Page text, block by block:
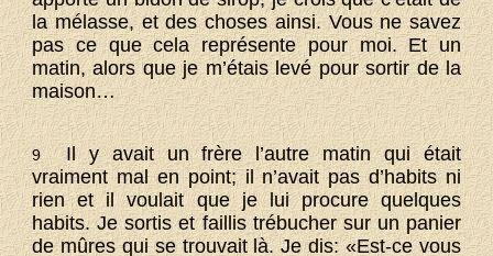
la mélasse, et des choses ainsi. Vous ne savez
pas ce que cela représente pour moi. Et un
matin, alors que je m’étais levé pour sortir de la
maison…
9Il y avait un frère l’autre matin qui était
vraiment mal en point; il n’avait pas d’habits ni
rien et il voulait que je lui procure quelques
habits. Je sortis et faillis trébucher sur un panier
de mûres qui se trouvait là. Je dis: «Est-ce vous